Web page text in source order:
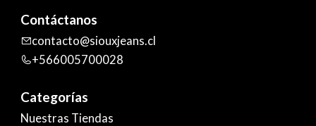
Contáctanos
contacto@siouxjeans.cl
+566005700028
Categorías
Nuestras Tiendas